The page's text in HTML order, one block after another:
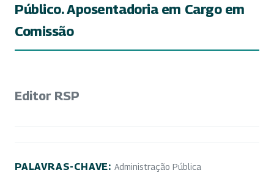
Público. Aposentadoria em Cargo em
Comissão
Editor RSP
PALAVRAS-CHAVE: Administração Pública